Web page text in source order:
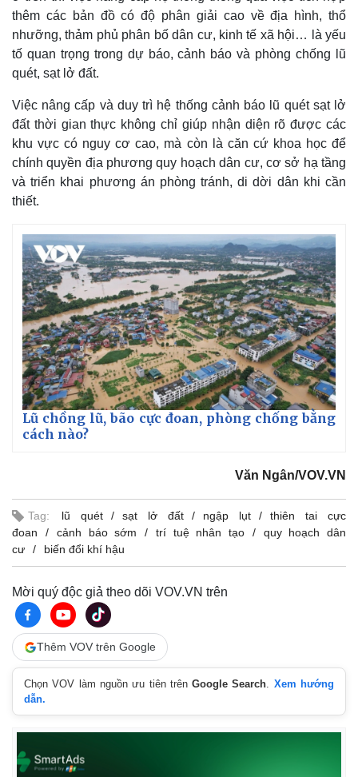
Pháp luật
Vụ án
Tin nóng
Tư vấn luật
Vũ khí
Việt Nam
thêm các bản đồ có độ phân giải cao về địa hình, thổ
nhưỡng, thảm phủ phân bố dân cư, kinh tế xã hội… là yếu
tố quan trọng trong dự báo, cảnh báo và phòng chống lũ
quét, sạt lở đất.
Việc nâng cấp và duy trì hệ thống cảnh báo lũ quét sạt lở
đất thời gian thực không chỉ giúp nhận diện rõ được các
khu vực có nguy cơ cao, mà còn là căn cứ khoa học để
chính quyền địa phương quy hoạch dân cư, cơ sở hạ tầng
và triển khai phương án phòng tránh, di dời dân khi cần
thiết.
Lũ chồng lũ, bão cực đoan, phòng chống bằng
cách nào?
Văn Ngân/VOV.VN
Tag: lũ quét sạt lở đất ngập lụt
thiên tai cực
đoan
cảnh báo sớm trí tuệ nhân tạo
quy hoạch dân
cư
biến đổi khí hậu
Mời quý độc giả theo dõi VOV.VN trên
Thêm VOV trên Google
Chọn VOV làm nguồn ưu tiên trênGoogle Search. Xem hướng
dẫn.